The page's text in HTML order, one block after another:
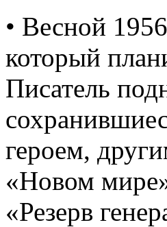
• Весной
который
Писатель
героем,
«Новом
«Резерв